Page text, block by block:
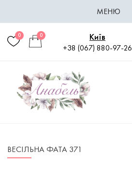
МЕНЮ
Київ
+38 (067) 880-97-26
0 0
ВЕСІЛЬНА ФАТА 371